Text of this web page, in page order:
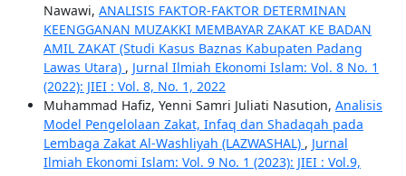
Nawawi, ANALISIS FAKTOR-FAKTOR DETERMINAN
KEENGGANAN MUZAKKI MEMBAYAR ZAKAT KE BADAN
AMIL ZAKAT (Studi Kasus Baznas Kabupaten Padang
Lawas Utara) , Jurnal Ilmiah Ekonomi Islam: Vol. 8 No. 1
(2022): JIEI : Vol. 8, No. 1, 2022
Muhammad Hafiz, Yenni Samri Juliati Nasution, Analisis
Model Pengelolaan Zakat, Infaq dan Shadaqah pada
Lembaga Zakat Al-Washliyah (LAZWASHAL) , Jurnal
Ilmiah Ekonomi Islam: Vol. 9 No. 1 (2023): JIEI : Vol.9,